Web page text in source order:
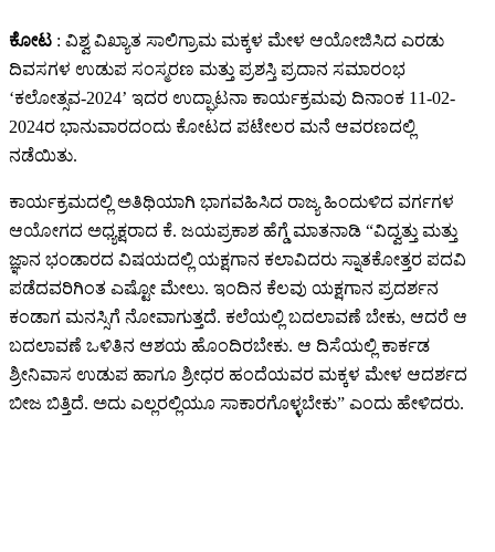
ಕೋಟ : ವಿಶ್ವ ವಿಖ್ಯಾತ ಸಾಲಿಗ್ರಾಮ ಮಕ್ಕಳ ಮೇಳ ಆಯೋಜಿಸಿದ ಎರಡು
ದಿವಸಗಳ ಉಡುಪ ಸಂಸ್ಮರಣ ಮತ್ತು ಪ್ರಶಸ್ತಿ ಪ್ರದಾನ ಸಮಾರಂಭ
‘ಕಲೋತ್ಸವ-2024’ ಇದರ ಉದ್ಘಾಟನಾ ಕಾರ್ಯಕ್ರಮವು ದಿನಾಂಕ 11-02-
2024ರ ಭಾನುವಾರದಂದು ಕೋಟದ ಪಟೇಲರ ಮನೆ ಆವರಣದಲ್ಲಿ
ನಡೆಯಿತು.
ಕಾರ್ಯಕ್ರಮದಲ್ಲಿ ಅತಿಥಿಯಾಗಿ ಭಾಗವಹಿಸಿದ ರಾಜ್ಯ ಹಿಂದುಳಿದ ವರ್ಗಗಳ
ಆಯೋಗದ ಅಧ್ಯಕ್ಷರಾದ ಕೆ. ಜಯಪ್ರಕಾಶ ಹೆಗ್ಡೆ ಮಾತನಾಡಿ “ವಿದ್ವತ್ತು ಮತ್ತು
ಜ್ಞಾನ ಭಂಡಾರದ ವಿಷಯದಲ್ಲಿ ಯಕ್ಷಗಾನ ಕಲಾವಿದರು ಸ್ನಾತಕೋತ್ತರ ಪದವಿ
ಪಡೆದವರಿಗಿಂತ ಎಷ್ಟೋ ಮೇಲು. ಇಂದಿನ ಕೆಲವು ಯಕ್ಷಗಾನ ಪ್ರದರ್ಶನ
ಕಂಡಾಗ ಮನಸ್ಸಿಗೆ ನೋವಾಗುತ್ತದೆ. ಕಲೆಯಲ್ಲಿ ಬದಲಾವಣೆ ಬೇಕು, ಆದರೆ ಆ
ಬದಲಾವಣೆ ಒಳಿತಿನ ಆಶಯ ಹೊಂದಿರಬೇಕು. ಆ ದಿಸೆಯಲ್ಲಿ ಕಾರ್ಕಡ
ಶ್ರೀನಿವಾಸ ಉಡುಪ ಹಾಗೂ ಶ್ರೀಧರ ಹಂದೆಯವರ ಮಕ್ಕಳ ಮೇಳ ಆದರ್ಶದ
ಬೀಜ ಬಿತ್ತಿದೆ. ಅದು ಎಲ್ಲರಲ್ಲಿಯೂ ಸಾಕಾರಗೊಳ್ಳಬೇಕು” ಎಂದು ಹೇಳಿದರು.